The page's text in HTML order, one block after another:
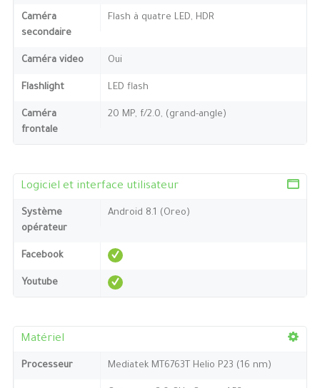
Caméra
secondaire
Flash à quatre LED, HDR
Caméra video Oui
Flashlight LED flash
Caméra
frontale
20 MP, f/2.0, (grand-angle)
Logiciel et interface utilisateur
Système
opérateur
Android 8.1 (Oreo)
Facebook
Youtube
Matériel
Processeur Mediatek MT6763T Helio P23 (16 nm)